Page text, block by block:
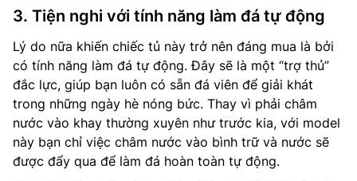
3. Tiện nghi với tính năng làm đá tự động
Lý do nữa khiến chiếc tủ này trở nên đáng mua là bởi
có tính năng làm đá tự động. Đây sẽ là một “trợ thủ”
đắc lực, giúp bạn luôn có sẵn đá viên để giải khát
trong những ngày hè nóng bức. Thay vì phải châm
nước vào khay thường xuyên như trước kia, với model
này bạn chỉ việc châm nước vào bình trữ và nước sẽ
được đẩy qua để làm đá hoàn toàn tự động.